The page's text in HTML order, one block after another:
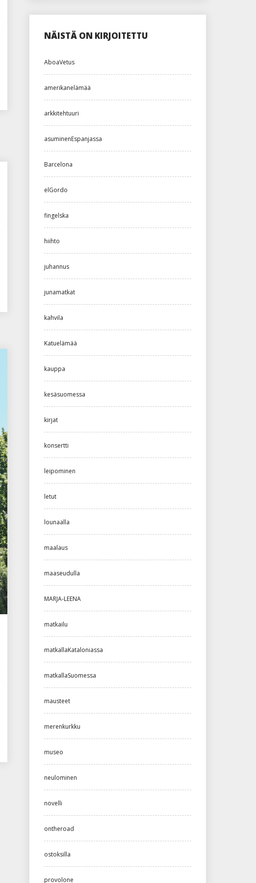
NÄISTÄ ON KIRJOITETTU
AboaVetus
amerikanelämää
arkkitehtuuri
asuminenEspanjassa
Barcelona
elGordo
fingelska
hiihto
juhannus
junamatkat
kahvila
Katuelämää
kauppa
kesäsuomessa
kirjat
konsertti
leipominen
letut
lounaalla
maalaus
maaseudulla
MARJA-LEENA
matkailu
matkallaKataloniassa
matkallaSuomessa
mausteet
merenkurkku
museo
neulominen
novelli
ontheroad
ostoksilla
provolone